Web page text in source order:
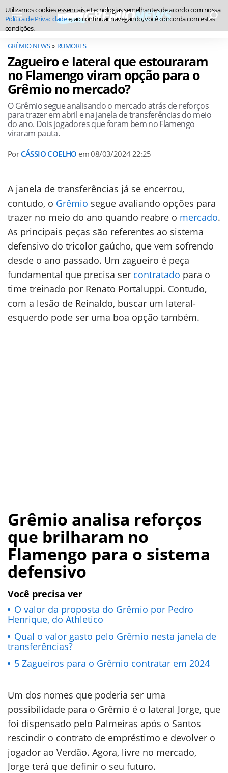
GRÊMIO NEWS RUMORES
Zagueiro e lateral que estouraram
no Flamengo viram opção para o
Grêmio no mercado?
O Grêmio segue analisando o mercado atrás de reforços
para trazer em abril e na janela de transferências do meio
do ano. Dois jogadores que foram bem no Flamengo
viraram pauta.
Por CÁSSIO COELHO em08/03/2024 22:25
Grêmio analisa reforços
que brilharam no
Flamengo para o sistema
defensivo
A janela de transferências já se encerrou,
contudo, o Grêmio segue avaliando opções para
trazer no meio do ano quando reabre o mercado.
As principais peças são referentes ao sistema
defensivo do tricolor gaúcho, que vem sofrendo
desde o ano passado. Um zagueiro é peça
fundamental que precisa ser contratado para o
time treinado por Renato Portaluppi. Contudo,
com a lesão de Reinaldo, buscar um lateral-
esquerdo pode ser uma boa opção também.
Você precisa ver
O valor da proposta do Grêmio por Pedro
Henrique, do Athletico
Qual o valor gasto pelo Grêmio nesta janela de
transferências?
5 Zagueiros para o Grêmio contratar em 2024
Um dos nomes que poderia ser uma
possibilidade para o Grêmio é o lateral Jorge, que
foi dispensado pelo Palmeiras após o Santos
rescindir o contrato de empréstimo e devolver o
jogador ao Verdão. Agora, livre no mercado,
Jorge terá que definir o seu futuro.
Utilizamos cookies essenciais e tecnologias semelhantes de acordo com nossa
Política de Privacidadee, ao continuar navegando, você concorda com estas
condições.